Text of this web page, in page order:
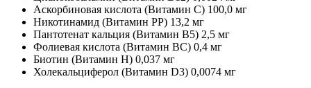
Аскорбиновая кислота (Витамин С) 100,0 мг
Никотинамид (Витамин РР) 13,2 мг
Пантотенат кальция (Витамин В5) 2,5 мг
Фолиевая кислота (Витамин ВC) 0,4 мг
Биотин (Витамин Н) 0,037 мг
Холекальциферол (Витамин D3) 0,0074 мг